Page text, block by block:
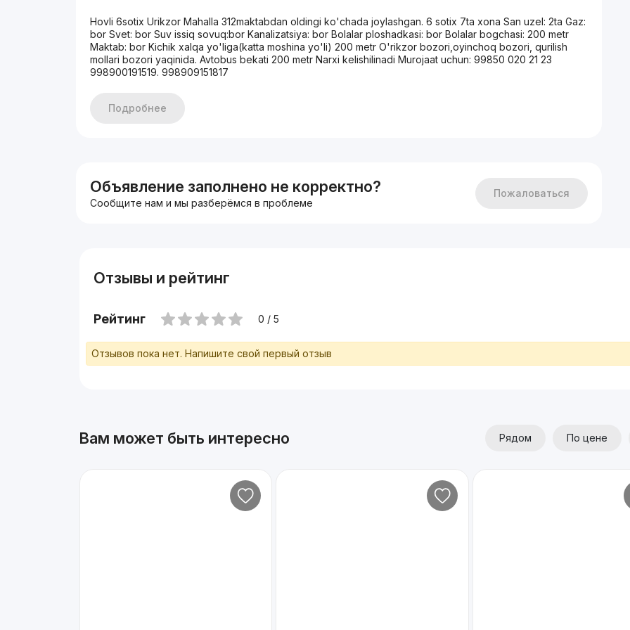
Hovli 6sotix Urikzor Mahalla 312maktabdan oldingi ko'chada joylashgan. 6 sotix 7ta xona San uzel: 2ta Gaz:
bor Svet: bor Suv issiq sovuq:bor Kanalizatsiya: bor Bolalar ploshadkasi: bor Bolalar bogchasi: 200 metr
Maktab: bor Kichik xalqa yo'liga(katta moshina yo'li) 200 metr O'rikzor bozori,oyinchoq bozori, qurilish
mollari bozori yaqinida. Avtobus bekati 200 metr Narxi kelishilinadi Murojaat uchun: 99850 020 21 23
998900191519. 998909151817
Подробнее
Объявление заполнено не корректно?
Сообщите нам и мы разберёмся в проблеме
Пожаловаться
Отзывы и рейтинг
Рейтинг 0 / 5
Отзывов пока нет. Напишите свой первый отзыв
Вам может быть интересно Рядом По цене